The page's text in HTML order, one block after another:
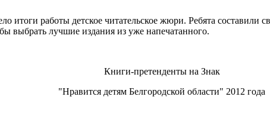
итоги работы детское читательское жюри. Ребята составили
выбрать лучшие издания из уже напечатанного.
Книги-претенденты на Знак
"Нравится детям Белгородской области" 2012 года